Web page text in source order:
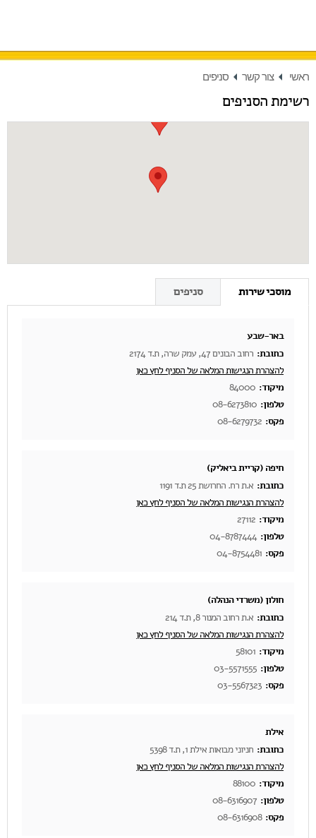
ראשי צור קשר סניפים
רשימת הסניפים
מוסכי שירות סניפים
באר-שבע
כתובת: רחוב הבונים 47, עמק שרה, ת.ד 2174
להצהרת הנגישות המלאה של הסניף לחץ כאן
מיקוד: 84000
טלפון: 08-6273810
פקס: 08-6279732
חיפה (קריית ביאליק)
כתובת: א.ת רח. החרושת 25 ת.ד 1191
להצהרת הנגישות המלאה של הסניף לחץ כאן
מיקוד: 27112
טלפון: 04-8787444
פקס: 04-8754481
חולון (משרדי הנהלה)
כתובת: א.ת רחוב המנור 8, ת.ד 214
להצהרת הנגישות המלאה של הסניף לחץ כאן
מיקוד: 58101
טלפון: 03-5571555
פקס: 03-5567323
אילת
כתובת: חניוני מבואות אילת 1, ת.ד 5398
להצהרת הנגישות המלאה של הסניף לחץ כאן
מיקוד: 88100
טלפון: 08-6316907
פקס: 08-6316908